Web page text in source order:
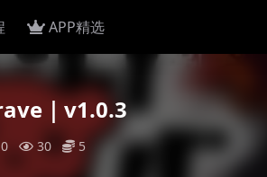
APP精选
｜v1.0.3
0 30 5